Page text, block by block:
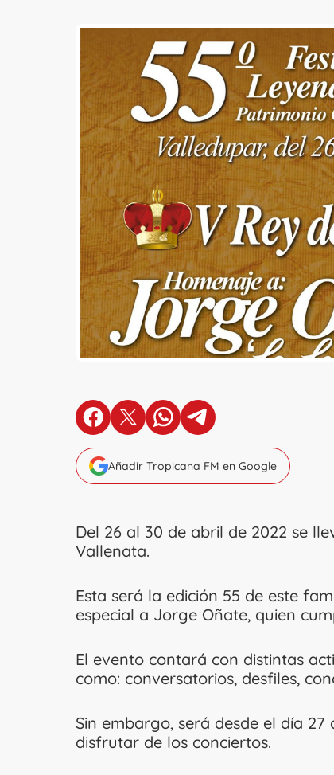
en Facebook
en X en Whatsapp
en Telegram
Añadir Tropicana FM en Google
Del 26 al 30 de abril de 2022 se
Vallenata.
Esta será la edición 55 de este
especial a Jorge Oñate, quien
El evento contará con distintas
como: conversatorios, desfiles,
Sin embargo, será desde el día
disfrutar de los conciertos.